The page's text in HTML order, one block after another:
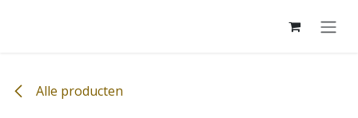
Alle producten